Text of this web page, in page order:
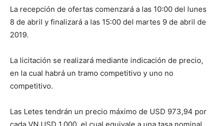
La recepción de ofertas comenzará a las 10:00 del lunes
8 de abril y finalizará a las 15:00 del martes 9 de abril de
2019.
La licitación se realizará mediante indicación de precio,
en la cual habrá un tramo competitivo y uno no
competitivo.
Las Letes tendrán un precio máximo de USD 973,94 por